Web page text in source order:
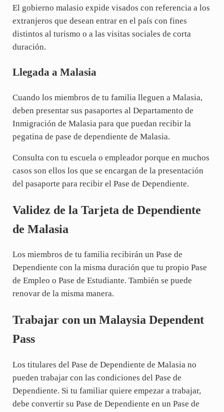
El gobierno malasio expide visados con referencia a los
extranjeros que desean entrar en el país con fines
distintos al turismo o a las visitas sociales de corta
duración.
Llegada a Malasia
Cuando los miembros de tu familia lleguen a Malasia,
deben presentar sus pasaportes al Departamento de
Inmigración de Malasia para que puedan recibir la
pegatina de pase de dependiente de Malasia.
Consulta con tu escuela o empleador porque en muchos
casos son ellos los que se encargan de la presentación
del pasaporte para recibir el Pase de Dependiente.
Validez de la Tarjeta de Dependiente
de Malasia
Los miembros de tu familia recibirán un Pase de
Dependiente con la misma duración que tu propio Pase
de Empleo o Pase de Estudiante. También se puede
renovar de la misma manera.
Trabajar con un Malaysia Dependent
Pass
Los titulares del Pase de Dependiente de Malasia no
pueden trabajar con las condiciones del Pase de
Dependiente. Si tu familiar quiere empezar a trabajar,
debe convertir su Pase de Dependiente en un Pase de